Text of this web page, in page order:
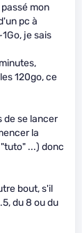
mon
pc à
je sais
120go, ce
de se lancer
la
...) donc
bout, s'il
du 8 ou du